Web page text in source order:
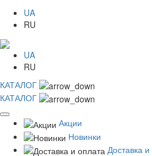
UA
RU
UA
RU
КАТАЛОГ
КАТАЛОГ
Акции
Новинки
Доставка